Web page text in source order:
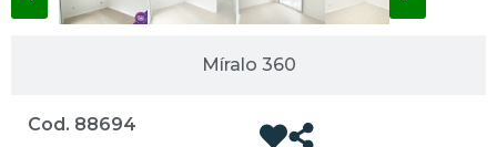
Míralo 360
Cod. 88694